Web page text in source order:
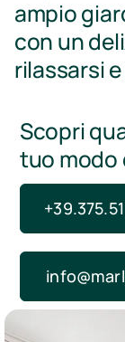
ampio
con un
rilassarsi
Scopri
tuo modo